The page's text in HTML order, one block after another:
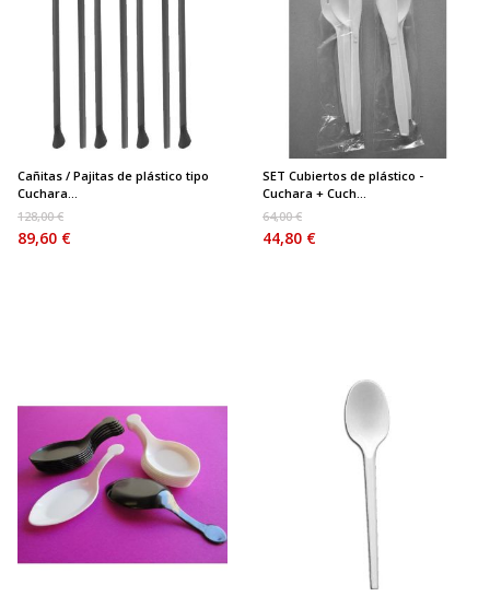
Cañitas / Pajitas de plástico tipo
Cuchara...
128,00 €
89,60 €
SET Cubiertos de plástico -
Cuchara + Cuch...
64,00 €
44,80 €